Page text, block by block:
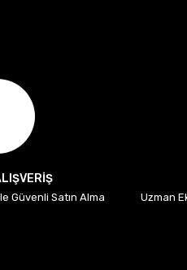
Güvenli Satın Alma
Uzman